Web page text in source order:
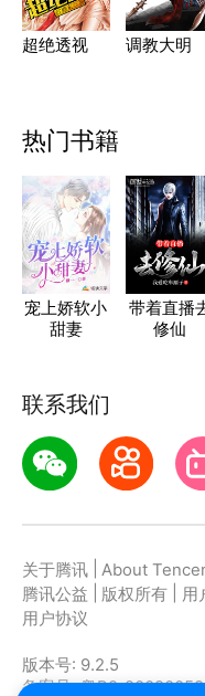
超绝透视 调教大明
热门书籍
宠上娇软小
甜妻
带着直播
修仙
联系我们
关于腾讯 About
腾讯公益
版权所有 用
用户协议
版本号: 9.2.5
备案号: 粤B2-